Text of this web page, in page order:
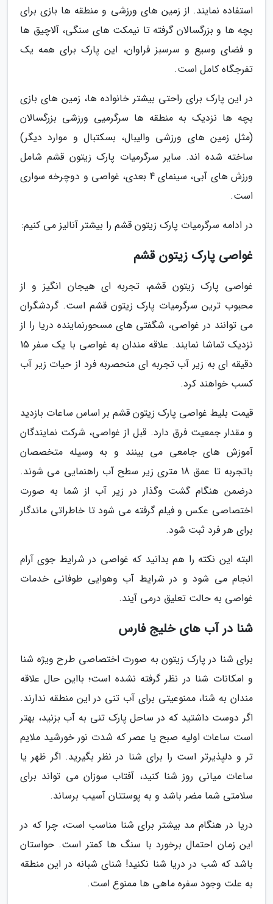
استفاده نمایند. از زمین های ورزشی و منطقه ها بازی برای
بچه ها و بزرگسالان گرفته تا نیمکت های سنگی، آلاچیق ها
و فضای وسیع و سرسبز فراوان، این پارک برای همه یک
تفرجگاه کامل است.
در این پارک برای راحتی بیشتر خانواده ها، زمین های بازی
بچه ها نزدیک به منطقه ها سرگرمیی ورزشی بزرگسالان
(مثل زمین های ورزشی والیبال، بسکتبال و موارد دیگر)
ساخته شده اند. سایر سرگرمیات پارک زیتون قشم شامل
ورزش های آبی، سینمای 4 بعدی، غواصی و دوچرخه سواری
است.
در ادامه سرگرمیات پارک زیتون قشم را بیشتر آنالیز می کنیم:
غواصی پارک زیتون قشم
غواصی پارک زیتون قشم، تجربه ای هیجان انگیز و از
محبوب ترین سرگرمیات پارک زیتون قشم است. گردشگران
می توانند در غواصی، شگفتی های مسحورنماینده دریا را از
نزدیک تماشا نمایند. علاقه مندان به غواصی با یک سفر 15
دقیقه ای به زیر آب تجربه ای منحصربه فرد از حیات زیر آب
کسب خواهند کرد.
قیمت بلیط غواصی پارک زیتون قشم بر اساس ساعات بازدید
و مقدار جمعیت فرق دارد. قبل از غواصی، شرکت نمایندگان
آموزش های جامعی می بینند و به وسیله متخصصان
باتجربه تا عمق 18 متری زیر سطح آب راهنمایی می شوند.
درضمن هنگام گشت وگذار در زیر آب از شما به صورت
اختصاصی عکس و فیلم گرفته می شود تا خاطراتی ماندگار
برای هر فرد ثبت شود.
البته این نکته را هم بدانید که غواصی در شرایط جوی آرام
انجام می شود و در شرایط آب وهوایی طوفانی خدمات
غواصی به حالت تعلیق درمی آیند.
شنا در آب های خلیج فارس
برای شنا در پارک زیتون به صورت اختصاصی طرح ویژه شنا
و امکانات شنا در نظر گرفته نشده است؛ بااین حال علاقه
مندان به شنا، ممنوعیتی برای آب تنی در این منطقه ندارند.
اگر دوست داشتید که در ساحل پارک تنی به آب بزنید، بهتر
است ساعات اولیه صبح یا عصر که شدت نور خورشید ملایم
تر و دلپذیرتر است را برای شنا در نظر بگیرید. اگر ظهر یا
ساعات میانی روز شنا کنید، آفتاب سوزان می تواند برای
سلامتی شما مضر باشد و به پوستتان آسیب برساند.
دریا در هنگام مد بیشتر برای شنا مناسب است، چرا که در
این زمان احتمال برخورد با سنگ ها کمتر است. حواستان
باشد که شب در دریا شنا نکنید! شنای شبانه در این منطقه
به علت وجود سفره ماهی ها ممنوع است.